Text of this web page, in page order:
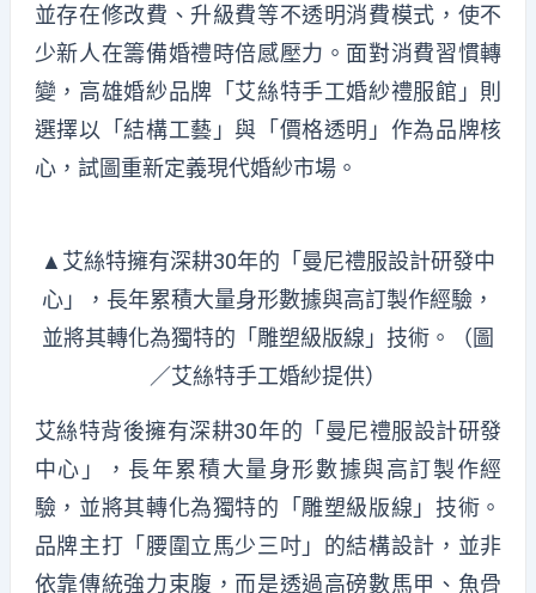
並存在修改費、升級費等不透明消費模式，使不
少新人在籌備婚禮時倍感壓力。面對消費習慣轉
變，高雄婚紗品牌「艾絲特手工婚紗禮服館」則
選擇以「結構工藝」與「價格透明」作為品牌核
心，試圖重新定義現代婚紗市場。
▲艾絲特擁有深耕30年的「曼尼禮服設計研發中
心」，長年累積大量身形數據與高訂製作經驗，
並將其轉化為獨特的「雕塑級版線」技術。（圖
／艾絲特手工婚紗提供）
艾絲特背後擁有深耕30年的「曼尼禮服設計研發
中心」，長年累積大量身形數據與高訂製作經
驗，並將其轉化為獨特的「雕塑級版線」技術。
品牌主打「腰圍立馬少三吋」的結構設計，並非
依靠傳統強力束腹，而是透過高磅數馬甲、魚骨